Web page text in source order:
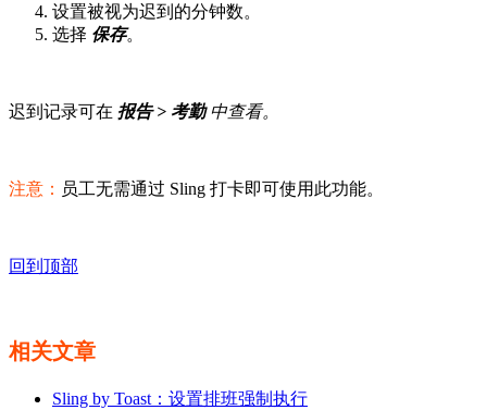
设置被视为迟到的分钟数。
选择 保存。
迟到记录可在 报告 > 考勤中查看。
注意： 员工无需通过 Sling 打卡即可使用此功能。
回到顶部
相关文章
Sling by Toast：设置排班强制执行